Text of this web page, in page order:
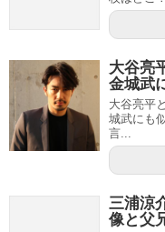
大谷亮
金城武
大谷亮平
城武にも
言...
三浦涼
像と父